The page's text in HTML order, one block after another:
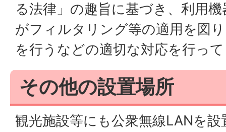
る法律」の趣旨に基づき、利用
がフィルタリング等の適用を図
を行うなどの適切な対応を行っ
その他の設置場所
観光施設等にも公衆無線LANを